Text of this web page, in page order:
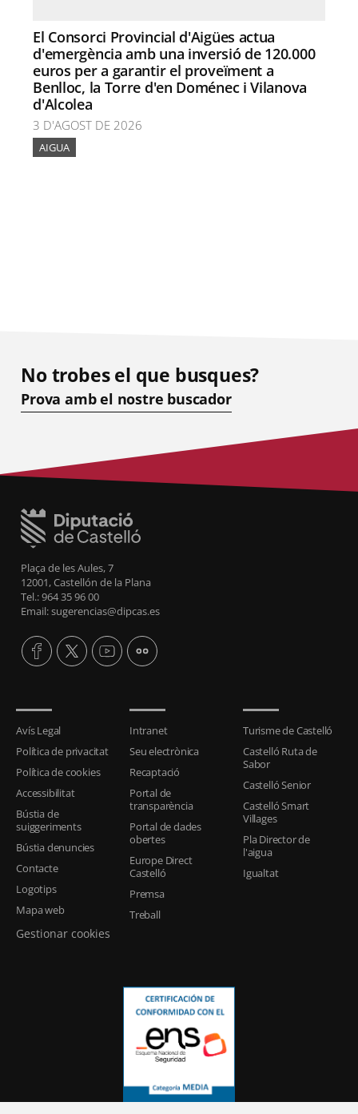
El Consorci Provincial d'Aigües actua
d'emergència amb una inversió de 120.000
euros per a garantir el proveïment a
Benlloc, la Torre d'en Doménec i Vilanova
d'Alcolea
3 D'AGOST DE 2026
AIGUA
No trobes el que busques?
Prova amb el nostre buscador
Plaça de les Aules, 7
12001, Castellón de la Plana
Tel.: 964 35 96 00
Email: sugerencias@dipcas.es
Avís Legal
Política de privacitat
Política de cookies
Accessibilitat
Bústia de
suiggeriments
Bústia denuncies
Contacte
Logotips
Mapa web
Gestionar cookies
Intranet
Seu electrònica
Recaptació
Portal de
transparència
Portal de dades
obertes
Europe Direct
Castelló
Premsa
Treball
Turisme de Castelló
Castelló Ruta de
Sabor
Castelló Senior
Castelló Smart
Villages
Pla Director de
l'aigua
Igualtat